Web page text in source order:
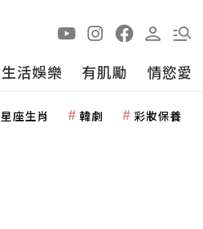
生活娛樂 有肌勵 情慾愛
星座生肖 韓劇 彩妝保養